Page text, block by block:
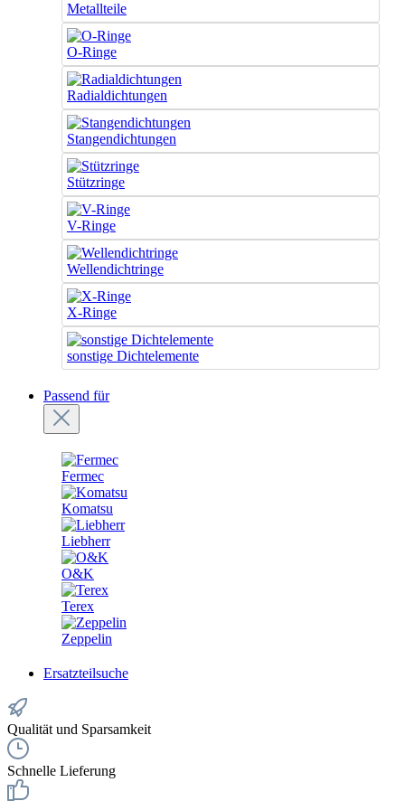
Metallteile
O-Ringe
Radialdichtungen
Stangendichtungen
Stützringe
V-Ringe
Wellendichtringe
X-Ringe
sonstige Dichtelemente
Passend für
Fermec
Komatsu
Liebherr
O&K
Terex
Zeppelin
Ersatzteilsuche
Qualität und Sparsamkeit
Schnelle Lieferung